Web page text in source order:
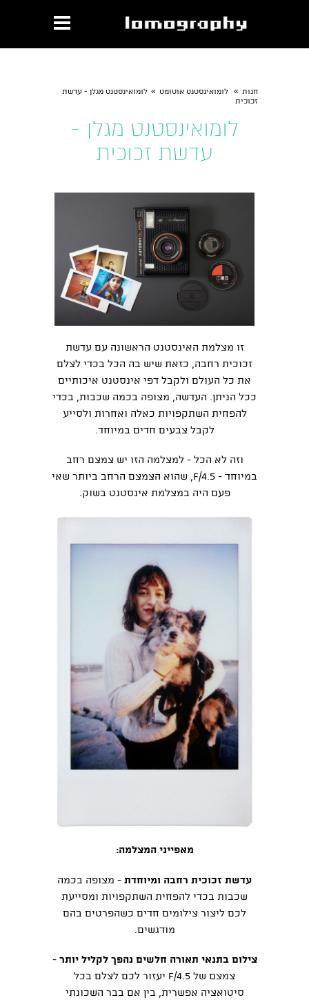
חנות » לומואינסטנט אוטומט » לומואינסטנט מגלן - עדשת
זכוכית
לומואינסטנט מגלן -
עדשת זכוכית
זו מצלמת האינסטנט הראשונה עם עדשת
זכוכית רחבה, כזאת שיש בה הכל בכדי לצלם
את כל העולם ולקבל דפי אינסטנט איכותיים
ככל הניתן. העדשה, מצופה בכמה שכבות, בכדי
להפחית השתקפויות כאלה ואחרות ולסייע
לקבל צבעים חדים במיוחד.
וזה לא הכל - למצלמה הזו יש צמצם רחב
במיוחד - F/4.5, שהוא הצמצם הרחב ביותר שאי
פעם היה במצלמת אינסטנט בשוק.
מאפייני המצלמה:
עדשת זכוכית רחבה ומיוחדת - מצופה בכמה
שכבות בכדי להפחית השתקפויות ומסייעת
לכם ליצור צילומים חדים כשהפרטים בהם
מודגשים.
צילום בתנאי תאורה חלשים נהפך לקליל יותר-
צמצם של F/4.5 יעזור לכם לצלם בכל
סיטואציה אפשרית, בין אם בבר השכונתי